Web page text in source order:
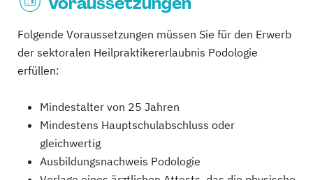
Folgende Voraussetzungen müssen Sie für den Erwerb
der sektoralen Heilpraktikererlaubnis Podologie
erfüllen:
Mindestalter von 25 Jahren
Mindestens Hauptschulabschluss oder
gleichwertig
Ausbildungsnachweis Podologie